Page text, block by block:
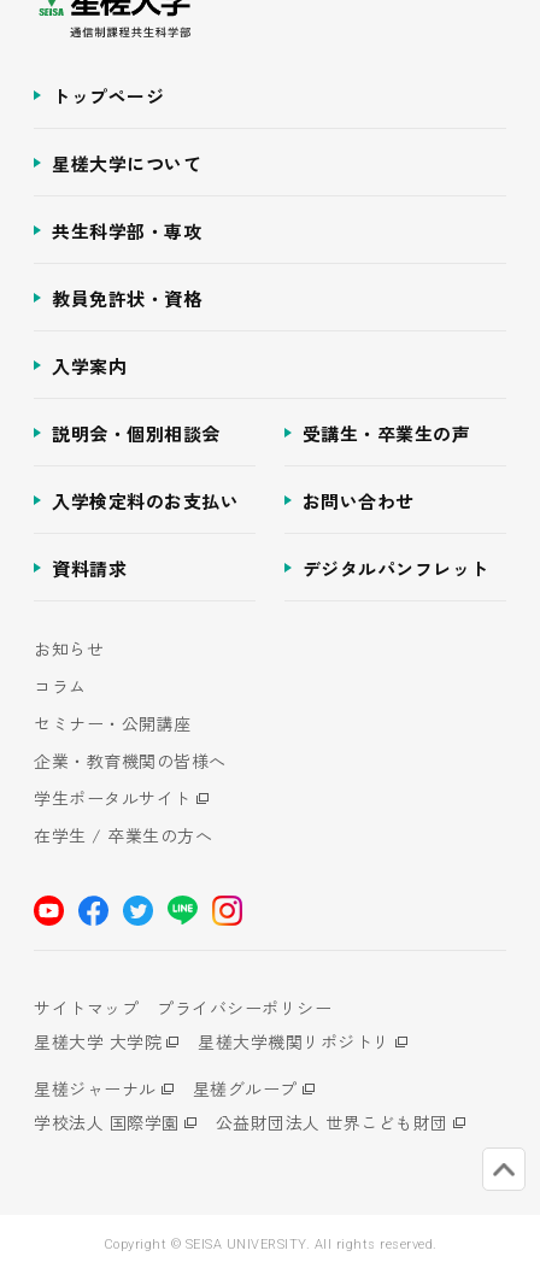
トップページ
星槎大学について
共生科学部・専攻
教員免許状・資格
入学案内
説明会・個別相談会 受講生・卒業生の声
入学検定料のお支払い お問い合わせ
資料請求 デジタルパンフレット
お知らせ
コラム
セミナー・公開講座
企業・教育機関の皆様へ
学生ポータルサイト
在学生 / 卒業生の方へ
サイトマップ
プライバシーポリシー
星槎大学 大学院
星槎大学機関リポジトリ
星槎ジャーナル
星槎グループ
学校法人 国際学園
公益財団法人 世界こども財団
Copyright © SEISA UNIVERSITY. All rights reserved.